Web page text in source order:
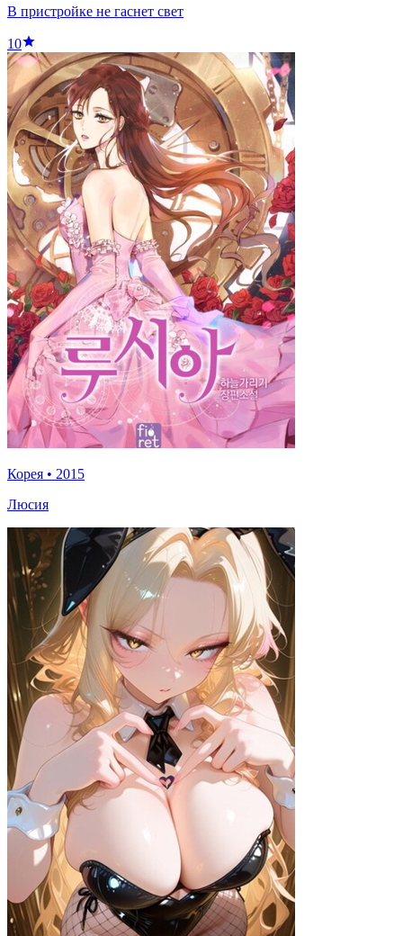
В пристройке не гаснет свет
10
Корея • 2015
Люсия